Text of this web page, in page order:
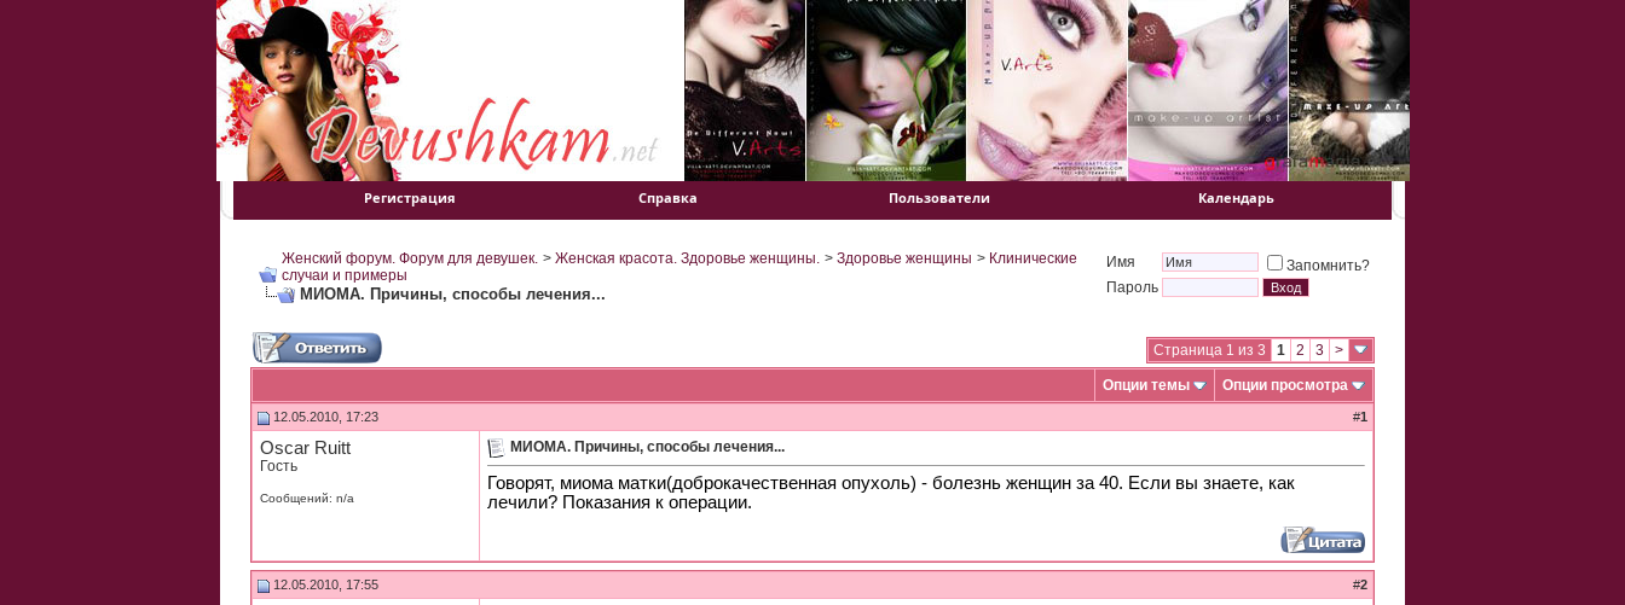
Регистрация Справка Пользователи Календарь
Женский форум. Форум для девушек. > Женская красота. Здоровье женщины. > Здоровье женщины > Клинические
случаи и примеры
МИОМА. Причины, способы лечения...
Имя
Запомнить?
Пароль
Страница 1 из 3 1 2 3 >
Опции темы Опции просмотра
12.05.2010, 17:23 #1
Oscar Ruitt
Гость
Сообщений: n/a
МИОМА. Причины, способы лечения...
Говорят, миома матки(доброкачественная опухоль) - болезнь женщин за 40. Если вы знаете, как
лечили? Показания к операции.
12.05.2010, 17:55 #2